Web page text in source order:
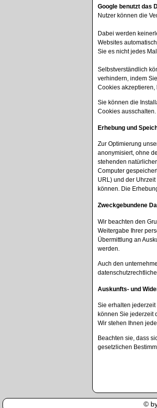
Google benutzt das
Nutzer können die
Dabei werden
Websites
Sie es nicht jedes
Selbstverständlich
verhindern, indem
Cookies
Sie können die
Cookies
Erhebung und
Zur Optimierung
anonymisiert, ohne
stehenden
Computer
URL) und der
können. Die
Zweckgebundene
Wir beachten den
Weitergabe Ihrer
Übermittlung an
werden.
Auch den
Auskunfts- und
Sie erhalten
können Sie jederzeit
Wir stehen Ihnen
Beachten sie, dass
gesetzlichen
©